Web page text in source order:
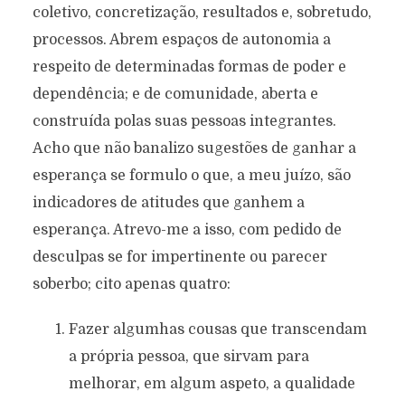
coletivo, concretização, resultados e, sobretudo,
processos. Abrem espaços de autonomia a
respeito de determinadas formas de poder e
dependência; e de comunidade, aberta e
construída polas suas pessoas integrantes.
Acho que não banalizo sugestões de ganhar a
esperança se formulo o que, a meu juízo, são
indicadores de atitudes que ganhem a
esperança. Atrevo-me a isso, com pedido de
desculpas se for impertinente ou parecer
soberbo; cito apenas quatro:
Fazer algumhas cousas que transcendam
a própria pessoa, que sirvam para
melhorar, em algum aspeto, a qualidade